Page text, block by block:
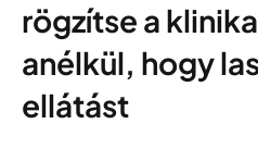
rögzítse a
anélkül, hogy
ellátást